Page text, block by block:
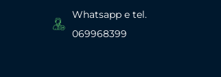
Whatsapp e tel.
069968399